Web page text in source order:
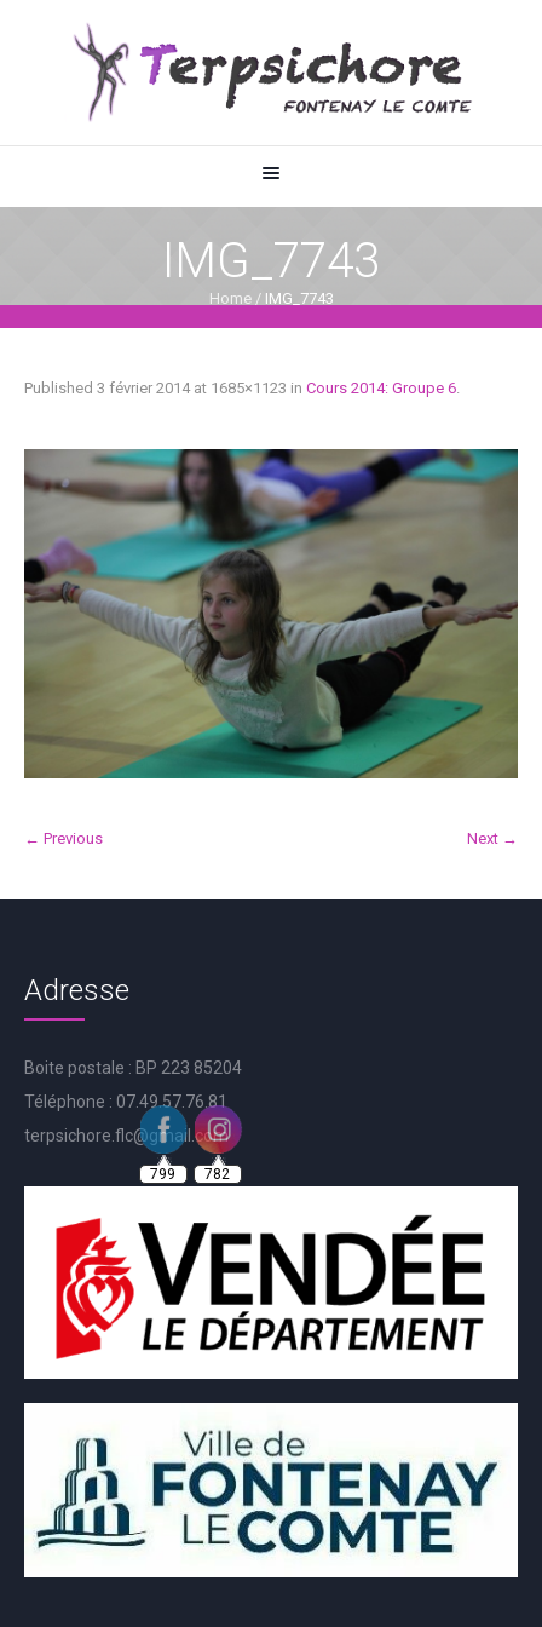
IMG_7743
Home / IMG_7743
Published 3 février 2014at 1685×1123 in Cours 2014: Groupe 6.
← Previous Next →
Adresse
Boite postale : BP 223 85204
Téléphone : 07.49.57.76.81
terpsichore.flc@gmail.com
799 782